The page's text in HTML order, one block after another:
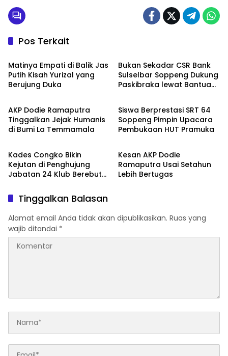
Pos Terkait
Metro
Matinya Empati di Balik Jas
Putih Kisah Yurizal yang
Berujung Duka
Bukan Sekadar CSR Bank
Sulselbar Soppeng Dukung
Paskibraka lewat Bantuan
Metro
AKP Dodie Ramaputra
Tinggalkan Jejak Humanis
di Bumi La Temmamala
Metro
Siswa Berprestasi SRT 64
Soppeng Pimpin Upacara
Pembukaan HUT Pramuka
Metro
Kades Congko Bikin
Kejutan di Penghujung
Jabatan 24 Klub Berebut
Metro
Kesan AKP Dodie
Ramaputra Usai Setahun
Lebih Bertugas
Tinggalkan Balasan
Alamat email Anda tidak akan dipublikasikan. Ruas yang
wajib ditandai *